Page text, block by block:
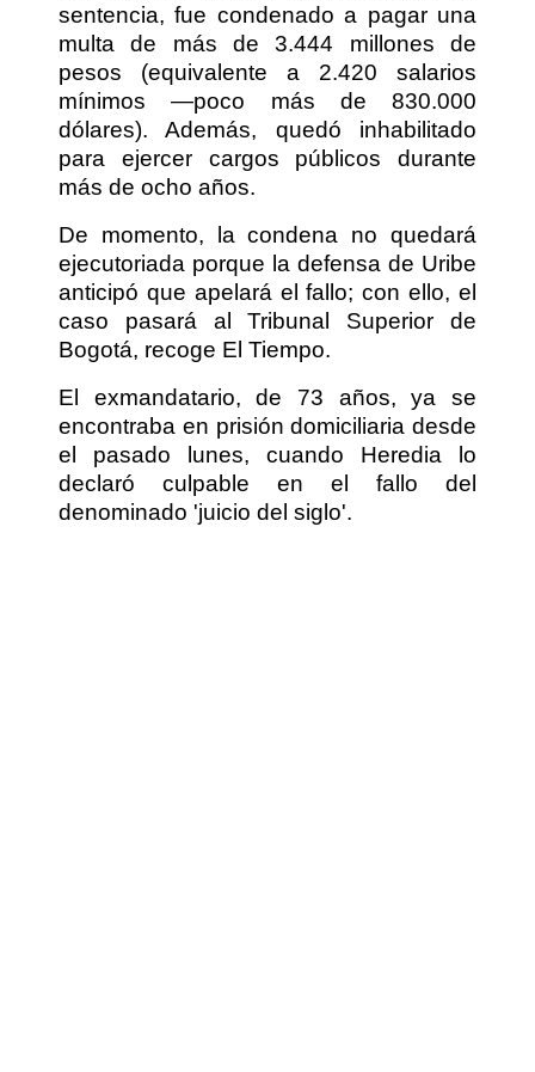
sentencia, fue condenado a pagar una
multa de más de 3.444 millones de
pesos (equivalente a 2.420 salarios
mínimos —poco más de 830.000
dólares). Además, quedó inhabilitado
para ejercer cargos públicos durante
más de ocho años.
De momento, la condena no quedará
ejecutoriada porque la defensa de Uribe
anticipó que apelará el fallo; con ello, el
caso pasará al Tribunal Superior de
Bogotá, recoge El Tiempo.
El exmandatario, de 73 años, ya se
encontraba en prisión domiciliaria desde
el pasado lunes, cuando Heredia lo
declaró culpable en el fallo del
denominado 'juicio del siglo'.